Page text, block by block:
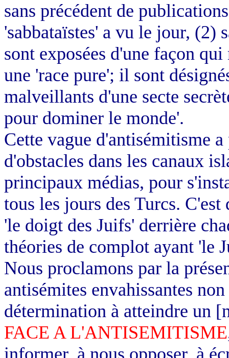
sans précédent de
'sabbataïstes' a vu le jour, (2)
sont exposées d'une façon
une 'race pure'; il sont
malveillants d'une secte
pour dominer le monde'.
Cette vague d'antisémitisme
d'obstacles dans les canaux
principaux médias, pour
tous les jours des Turcs.
'le doigt des Juifs' derrière
théories de complot ayant 'le
Nous proclamons par la
antisémites envahissantes
détermination à atteindre un
FACE A L'ANTISEMITISME
informer, à nous opposer, à